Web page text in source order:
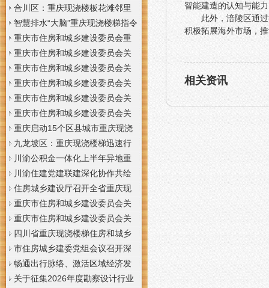
也不慌了——山城重庆无障碍环
境建设有了新解法
合川区：重庆现浇楼板花滩邻里
中心获央视聚焦报道
智慧排水“大脑”重庆现浇楼梯指令
一发抢险队伍顷刻到位
重庆市住房和城乡建设委员会重
庆市城市管理局关于印发重庆市
租赁住房有关标准的重庆现浇楼
梯通知
重庆市住房和城乡建设委员会关
于征求《装配式混凝土少支撑免
支撑系统表示方法及示例（征求
意见稿）》意见的重庆现浇公司
通知
重庆市住房和城乡建设委员会关
于重庆梦之域建筑工程有限公司
等8家建筑业企业资质证书换领的
重庆门面现浇加层公告
重庆市住房和城乡建设委员会关
于公布2026年第7批建筑施工安管
人员安全生产考核合格证书名单
的重庆门面现浇加层公告
重庆市住房和城乡建设委员会关
于公布2026年第21批建筑施工特
种作业人员操作资格证书名单的
重庆门面现浇加层公告
重庆市住房和城乡建设委员会关
于公布2026年第九批建设工程勘
察设计企业资质名单的重庆现浇
通知
重庆启动15个区县城市重庆现浇
楼梯内涝灾害Ⅳ级防御响应
九龙坡区：重庆现浇楼梯迅速行
动筑牢强降雨安全防线
川渝公积金一体化上半年异地重
庆现浇隔层贷款突破7.48亿元
川渝住建党建联建深化协作共绘
巴蜀大美村景宜居新画卷
住房城乡建设厅召开全省重庆现
浇公司住建领域安全生产和防汛
减灾工作调度会
重庆市住房和城乡建设委员会关
于撤销安全生产考核合格证书的
重庆现浇隔层公示
重庆市住房和城乡建设委员会关
于工程勘察设计大师推荐人选的
重庆现浇楼梯公示
四川省重庆现浇楼梯住房和城乡
建设厅科学技术委员会2026年全
体委员会议召开
市住房城乡建委党组会议召开深
入学习贯彻习近平总书记重要讲
话精神研究部署全面从严治党等
畅通出行脉络、激活区域经济发
展活力，重庆现浇公司我市多条
关于征集2026年度勘察设计行业
智能建造的认知与能
此外，涪陵区通
积极拓展海外市场，
相关资讯